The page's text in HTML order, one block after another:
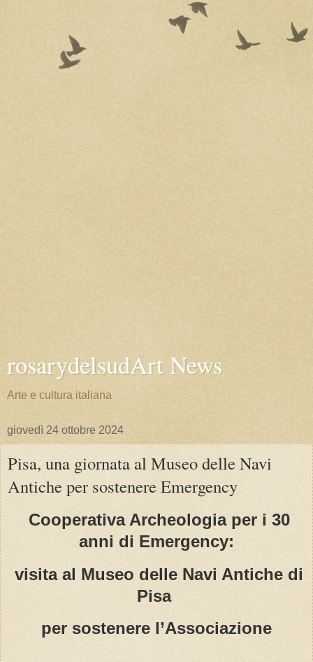
rosarydelsudArt News
Arte e cultura italiana
giovedì 24 ottobre 2024
Pisa, una giornata al Museo delle Navi
Antiche per sostenere Emergency
Cooperativa Archeologia per i 30
anni di Emergency:
visita al Museo delle Navi Antiche di
Pisa
per sostenere l’Associazione